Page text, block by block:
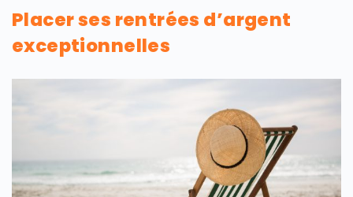
Placer ses rentrées d’argent
exceptionnelles